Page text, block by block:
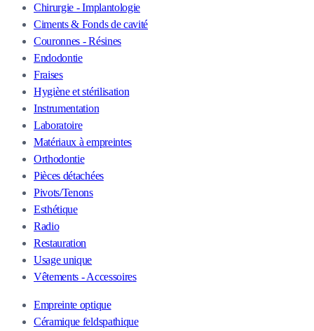
Chirurgie - Implantologie
Ciments & Fonds de cavité
Couronnes - Résines
Endodontie
Fraises
Hygiène et stérilisation
Instrumentation
Laboratoire
Matériaux à empreintes
Orthodontie
Pièces détachées
Pivots/Tenons
Esthétique
Radio
Restauration
Usage unique
Vêtements - Accessoires
Empreinte optique
Céramique feldspathique